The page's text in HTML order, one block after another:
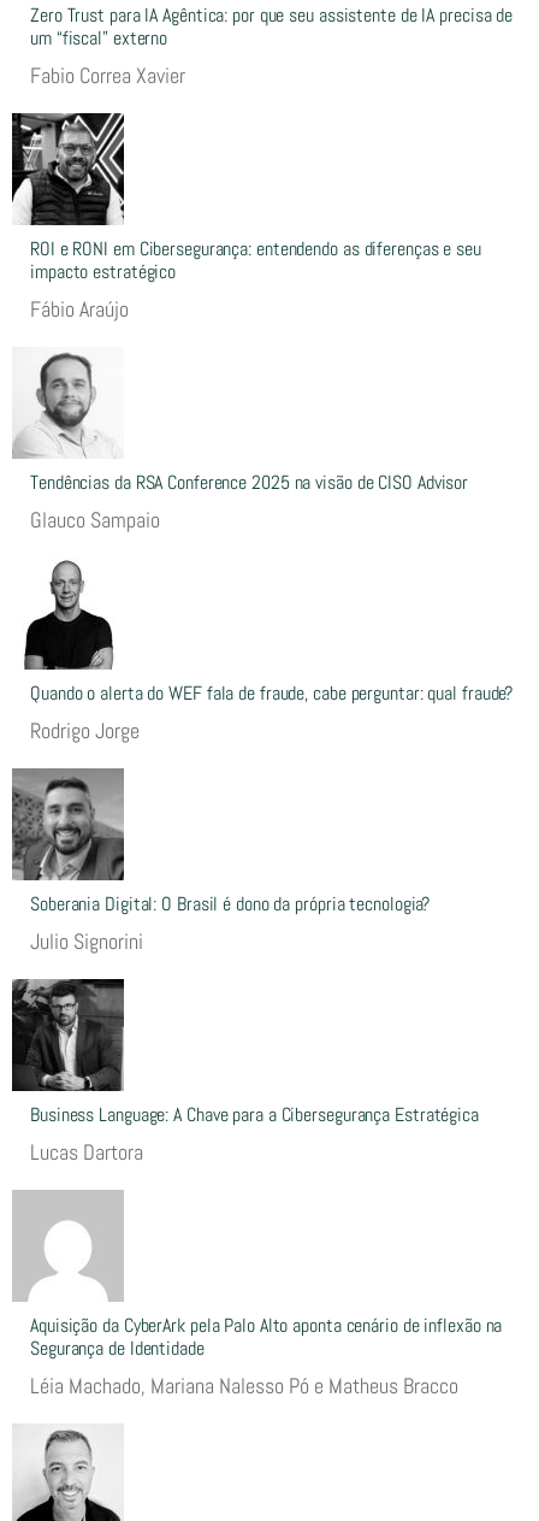
Zero Trust para IA Agêntica: por que seu assistente de IA precisa de
um “fiscal” externo
Fabio Correa Xavier
ROI e RONI em Cibersegurança: entendendo as diferenças e seu
impacto estratégico
Fábio Araújo
Tendências da RSA Conference 2025 na visão de CISO Advisor
Glauco Sampaio
Quando o alerta do WEF fala de fraude, cabe perguntar: qual fraude?
Rodrigo Jorge
Soberania Digital: O Brasil é dono da própria tecnologia?
Julio Signorini
Business Language: A Chave para a Cibersegurança Estratégica
Lucas Dartora
Aquisição da CyberArk pela Palo Alto aponta cenário de inflexão na
Segurança de Identidade
Léia Machado, Mariana Nalesso Pó e Matheus Bracco